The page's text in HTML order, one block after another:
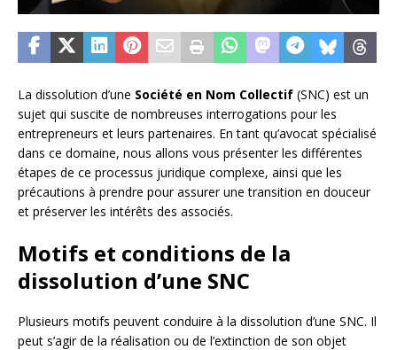
La dissolution d’une Société en Nom Collectif (SNC) est un
sujet qui suscite de nombreuses interrogations pour les
entrepreneurs et leurs partenaires. En tant qu’avocat spécialisé
dans ce domaine, nous allons vous présenter les différentes
étapes de ce processus juridique complexe, ainsi que les
précautions à prendre pour assurer une transition en douceur
et préserver les intérêts des associés.
Motifs et conditions de la
dissolution d’une SNC
Plusieurs motifs peuvent conduire à la dissolution d’une SNC. Il
peut s’agir de la réalisation ou de l’extinction de son objet